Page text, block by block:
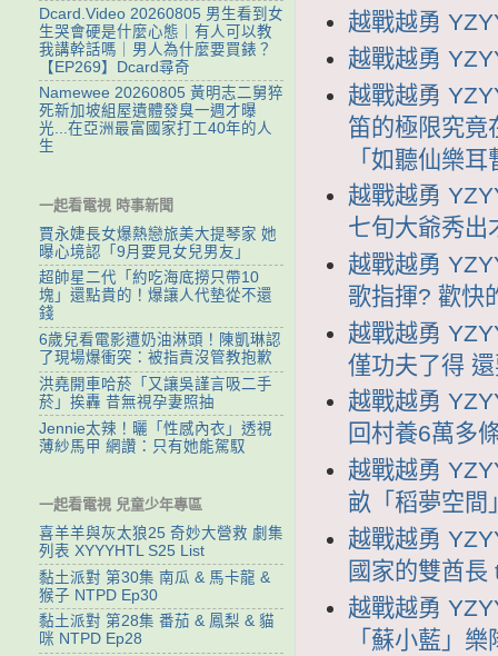
越戰越勇
越戰越勇
越戰越勇
笛的極限究竟
「如聽仙樂
越戰越勇
七旬大爺秀出
越戰越勇
歌指揮? 歡快
越戰越勇
僅功夫了得
越戰越勇
回村養6萬多
越戰越勇
畝「稻夢空間
越戰越勇
國家的雙酋
越戰越勇
「蘇小藍」
Dcard.Video 20260805 男生看到女
生哭會硬是什麼心態｜有人可以教
我講幹話嗎｜男人為什麼要買錶？
【EP269】Dcard尋奇
Namewee 20260805 黃明志二舅猝
死新加坡組屋遺體發臭一週才曝
光...在亞洲最富國家打工40年的人
生
一起看電視 時事新聞
賈永婕長女爆熱戀旅美大提琴家 她
曝心境認「9月要見女兒男友」
超帥星二代「約吃海底撈只帶10
塊」還點貴的！爆讓人代墊從不還
錢
6歲兒看電影遭奶油淋頭！陳凱琳認
了現場爆衝突：被指責沒管教抱歉
洪堯開車哈菸「又讓吳謹言吸二手
菸」挨轟 昔無視孕妻照抽
Jennie太辣！曬「性感內衣」透視
薄紗馬甲 網讚：只有她能駕馭
一起看電視 兒童少年專區
喜羊羊與灰太狼25 奇妙大營救 劇集
列表 XYYYHTL S25 List
黏土派對 第30集 南瓜 & 馬卡龍 &
猴子 NTPD Ep30
黏土派對 第28集 番茄 & 鳳梨 & 貓
咪 NTPD Ep28